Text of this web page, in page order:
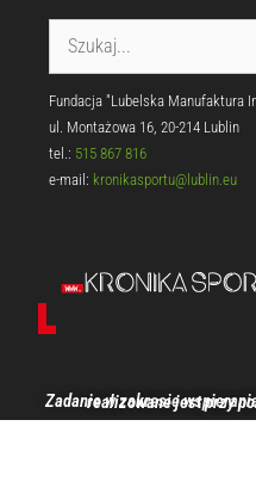
Fundacja "Lubelska Manufaktura
ul. Montażowa 16, 20-214 Lublin
tel.: 515 867 816
e-mail: kronikasportu@lublin.eu
Zadanie w zakresie wspierania i upowszechniania